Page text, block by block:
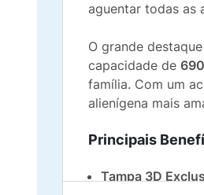
aguentar todas as
O grande
capacidade de
família. Com um
alienígena mais
Principais
Tampa 3D